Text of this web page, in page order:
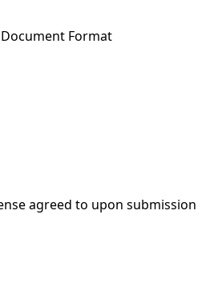
Format
agreed to upon submission